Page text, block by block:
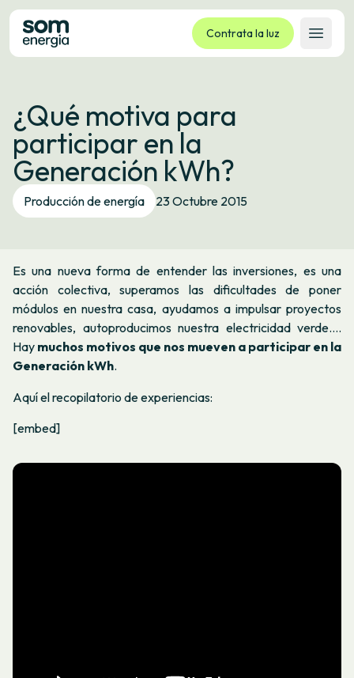
Contrata la luz
Abrir
Tarifas
Servicios
Empresas
La cooperativa
Contacto
Idioma: ES CA GL EU
¿Qué motiva para
participar en la
Generación kWh?
Producción de energía 23 Octubre 2015
Es una nueva forma de entender las inversiones, es una
acción colectiva, superamos las dificultades de poner
módulos en nuestra casa, ayudamos a impulsar proyectos
renovables, autoproducimos nuestra electricidad verde….
Hay muchos motivos que nos mueven a participar en la
Generación kWh.
Aquí el recopilatorio de experiencias:
[embed]